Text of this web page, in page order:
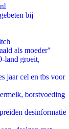
bij
als moeder"
land groeit,
jaar cel en tbs voor
borstvoeding
desinformatie